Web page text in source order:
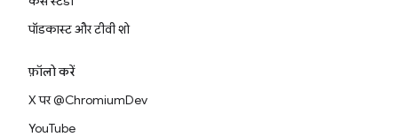
पॉडकास्ट और टीवी शो
फ़ॉलो करें
X पर @ChromiumDev
YouTube